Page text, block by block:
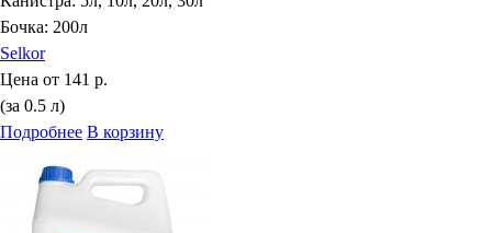
Бочка: 200л
Selkor
Цена от 141 р.
(за 0.5 л)
Подробнее В корзину